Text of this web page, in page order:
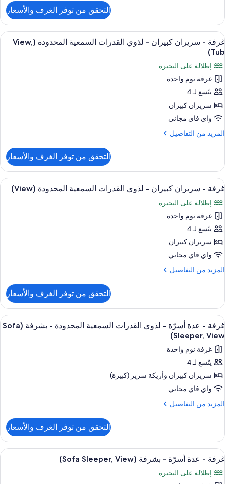
المحدودة
(View,
Roll-
in
Shower)
غرفة
سريران
كبيران
لذوي
القدرات
السمعية
المحدودة
(View,
in
Shower)
التحقق من توفر الغرف والأسعار
استعراض
جميع
صور
غرفة
-
سريران
كبيران
-
لذوي
القدرات
المحدودة
(View,
Tub)
أغطية فراش متميزة وخزنة داخل
5
غرفة - سريران كبيران - لذوي القدرات السمعية المحدودة (View,
Tub)
إطلالة على البحيرة
غرفة نوم واحدة
يتّسع لـ 4
سريران كبيران
واي فاي مجاني
المزيد من التفاصيل
المزيد
غرفة
سريران
كبيران
-
لذوي
القدرات
السمعية
المحدودة
(View,
Tub)
التحقق من توفر الغرف والأسعار
استعراض
جميع
صور
غرفة
-
سريران
كبيران
-
لذوي
المحدودة
(View)
أغطية فراش متميزة وخزنة داخل
5
غرفة - سريران كبيران - لذوي القدرات السمعية المحدودة (View)
إطلالة على البحيرة
غرفة نوم واحدة
يتّسع لـ 4
سريران كبيران
واي فاي مجاني
المزيد من التفاصيل
المزيد
غرفة
سريران
كبيران
لذوي
القدرات
السمعية
المحدودة
التحقق من توفر الغرف والأسعار
استعراض
جميع
صور
غرفة
-
عدة
أسرّة
-
السمعية
المحدودة
-
بشرفة
أغطية فراش متميزة وخزنة داخل
4
غرفة - عدة أسرّة - لذوي القدرات السمعية المحدودة - بشرفة (Sofa
Sleeper, View)
غرفة نوم واحدة
يتّسع لـ 4
سريران كبيران‫‬ وأريكة سرير (كبيرة)
واي فاي مجاني
المزيد من التفاصيل
المزيد
غرفة
عدة
أسرّة
-
التحقق من توفر الغرف والأسعار
استعراض
جميع
صور
أغطية فراش متميزة وخزنة داخل
4
غرفة - عدة أسرّة - بشرفة (Sofa Sleeper, View)
إطلالة على البحيرة